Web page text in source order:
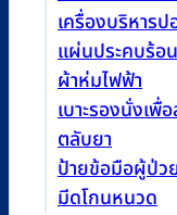
เครื่องบริหารป
แผ่นประคบร้อ
ผ้าห่มไฟฟ้า
เบาะรองนั่งเพื่
ตลับยา
ป้ายข้อมือผู้ป่ว
มีดโกนหนวด